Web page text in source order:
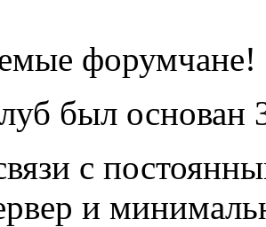
форумчане!
был основан
с
и